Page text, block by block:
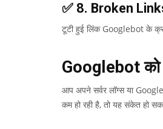
✅ 8. Broken
टूटी हुई लिंक Googlebot के
Googlebot
आप अपने सर्वर लॉग्स या
कम हो रही है, तो यह संकेत हो